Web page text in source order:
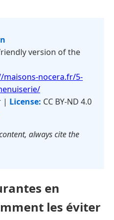
version of the
maisons-nocera.fr/5-
| License: CC BY-ND 4.0
always cite the
en
les éviter